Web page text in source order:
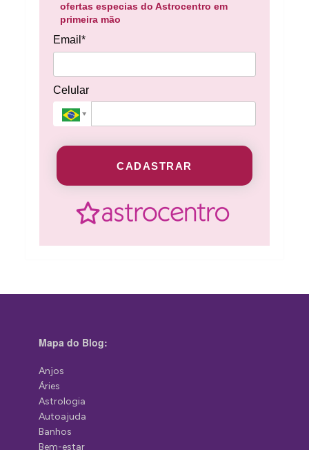
ofertas especias do Astrocentro em
primeira mão
Email*
Celular
CADASTRAR
Mapa do Blog:
Anjos
Áries
Astrologia
Autoajuda
Banhos
Bem-estar